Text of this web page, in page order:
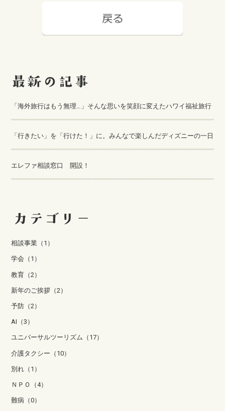
「海外旅行はもう無理…」そんな思いを笑顔に変えたハワイ福祉旅行
「行きたい」を「行けた！」に。みんなで楽しんだディズニーの一日
エレファ相談窓口 開設！
相談事業（1）
学会（1）
教育（2）
新年のご挨拶（2）
予防（2）
AI（3）
ユニバーサルツーリズム（17）
介護タクシー（10）
別れ（1）
ＮＰＯ（4）
難病（0）